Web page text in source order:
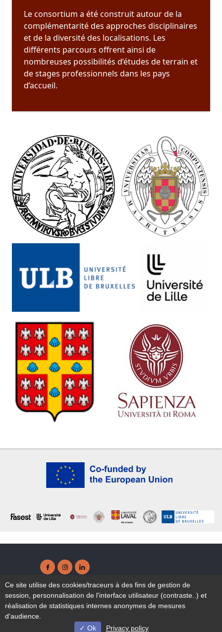
Le consortium a été construit autour de la
complémentarité des approches disciplinaires
et de la diversité des localisations. Les
différents parcours offrent ainsi de
nombreuses possibilités d’études de terrain et
de stages professionnels dans les pays
d’accueil.
Facebook ( nouvelle fenêtre)
Instagram ( nouvelle fenêtre)
Linkedin ( nouvelle fenêtre)
Accessibilité : non conforme
Plan du site
Mentions légales
Ce site utilise des cookies/traceurs à des fins de gestion de
session, personnalisation de l'interface utilisateur (contraste..) et
réalisation de statistiques internes anonymes de mesures
d'audience.
Ok
Privacy policy